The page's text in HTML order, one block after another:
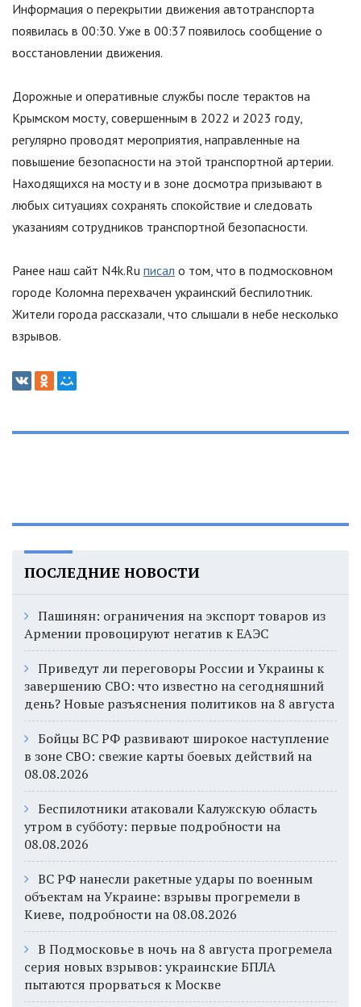
Информация о перекрытии движения автотранспорта
появилась в 00:30. Уже в 00:37 появилось сообщение о
восстановлении движения.
Дорожные и оперативные службы после терактов на
Крымском мосту, совершенным в 2022 и 2023 году,
регулярно проводят мероприятия, направленные на
повышение безопасности на этой транспортной артерии.
Находящихся на мосту и в зоне досмотра призывают в
любых ситуациях сохранять спокойствие и следовать
указаниям сотрудников транспортной безопасности.
Ранее наш сайт N4k.Ru писал о том, что в подмосковном
городе Коломна перехвачен украинский беспилотник.
Жители города рассказали, что слышали в небе несколько
взрывов.
ПОСЛЕДНИЕ НОВОСТИ
Пашинян: ограничения на экспорт товаров из
Армении провоцируют негатив к ЕАЭС
Приведут ли переговоры России и Украины к
завершению СВО: что известно на сегодняшний
день? Новые разъяснения политиков на 8 августа
Бойцы ВС РФ развивают широкое наступление
в зоне СВО: свежие карты боевых действий на
08.08.2026
Беспилотники атаковали Калужскую область
утром в субботу: первые подробности на
08.08.2026
ВС РФ нанесли ракетные удары по военным
объектам на Украине: взрывы прогремели в
Киеве, подробности на 08.08.2026
В Подмосковье в ночь на 8 августа прогремела
серия новых взрывов: украинские БПЛА
пытаются прорваться к Москве